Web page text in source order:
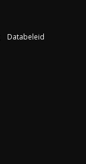
Databeleid